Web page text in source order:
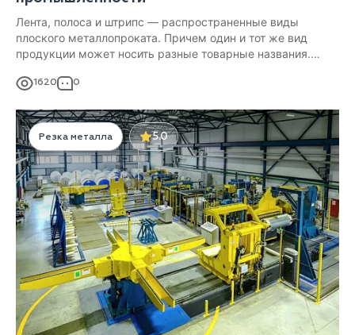
Лента, полоса и штрипс — распространенные виды
плоского металлопроката. Причем один и тот же вид
продукции может носить разные товарные названия.
штрипса, полосы и ленты, где применяются эти виды
1620 0
Резка металла 5.0